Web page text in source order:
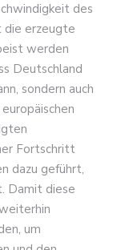
des
die erzeugte
werden
Deutschland
sondern auch
Fortschritt
dazu geführt,
Damit diese
um